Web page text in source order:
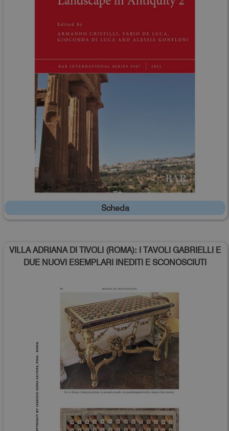
Scheda
VILLA ADRIANA DI TIVOLI (ROMA): I TAVOLI GABRIELLI E
DUE NUOVI ESEMPLARI INEDITI E SCONOSCIUTI